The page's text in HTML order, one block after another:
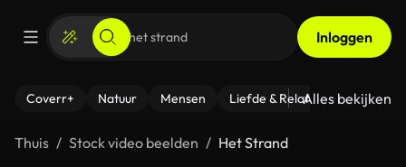
Inloggen
Coverr+ Natuur Mensen Liefde & Relaties - Fitness
Alles bekijken
Thuis Stock video beelden Het Strand